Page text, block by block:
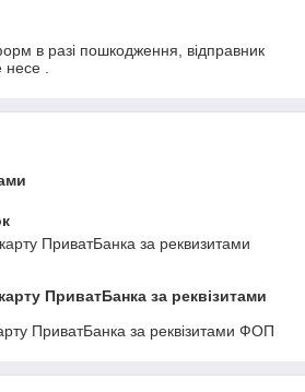
в разі пошкодження, відправник
несе .
ПриватБанка за реквизитами
ПриватБанка за реквізитами
ПриватБанка за реквізитами ФОП